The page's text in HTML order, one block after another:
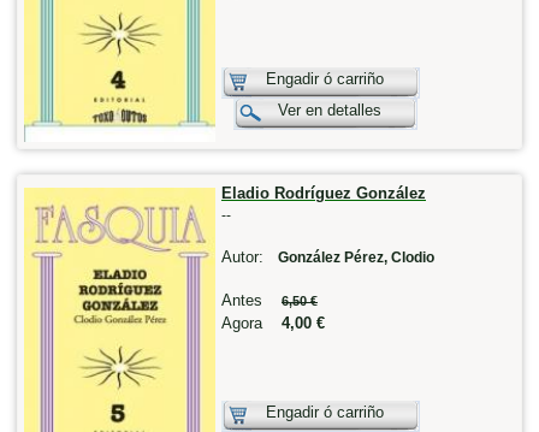
Engadir ó carriño
Ver en detalles
Eladio Rodríguez González
--
Autor: González Pérez, Clodio
Antes 6,50 €
Agora 4,00 €
Engadir ó carriño